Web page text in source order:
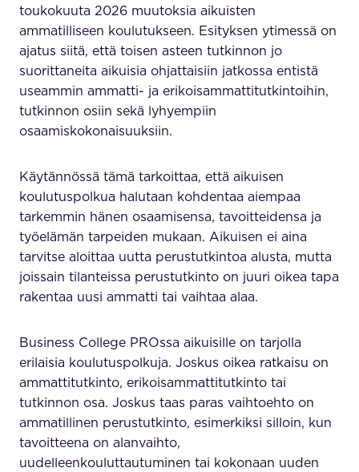
toukokuuta 2026 muutoksia aikuisten
ammatilliseen koulutukseen. Esityksen ytimessä on
ajatus siitä, että toisen asteen tutkinnon jo
suorittaneita aikuisia ohjattaisiin jatkossa entistä
useammin ammatti- ja erikoisammattitutkintoihin,
tutkinnon osiin sekä lyhyempiin
osaamiskokonaisuuksiin.
Käytännössä tämä tarkoittaa, että aikuisen
koulutuspolkua halutaan kohdentaa aiempaa
tarkemmin hänen osaamisensa, tavoitteidensa ja
työelämän tarpeiden mukaan. Aikuisen ei aina
tarvitse aloittaa uutta perustutkintoa alusta, mutta
joissain tilanteissa perustutkinto on juuri oikea tapa
rakentaa uusi ammatti tai vaihtaa alaa.
Business College PROssa aikuisille on tarjolla
erilaisia koulutuspolkuja. Joskus oikea ratkaisu on
ammattitutkinto, erikoisammattitutkinto tai
tutkinnon osa. Joskus taas paras vaihtoehto on
ammatillinen perustutkinto, esimerkiksi silloin, kun
tavoitteena on alanvaihto,
uudelleenkouluttautuminen tai kokonaan uuden